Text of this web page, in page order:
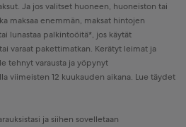
Ja jos valitset huoneen, huoneiston tai
maksaa enemmän, maksat hintojen
lunastaa palkintoöitä*, jos käytät
varaat pakettimatkan. Kerätyt leimat ja
tehnyt varausta ja yöpynyt
viimeisten 12 kuukauden aikana. Lue täydet
ja siihen sovelletaan